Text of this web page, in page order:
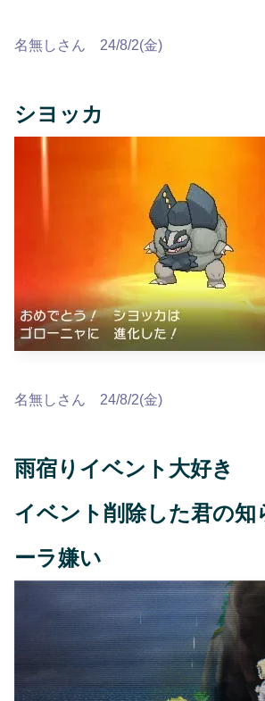
名無しさん 24/8/2(金)
シヨッカ
名無しさん 24/8/2(金)
雨宿りイベント大好き
イベント削除した君の知
ーラ嫌い